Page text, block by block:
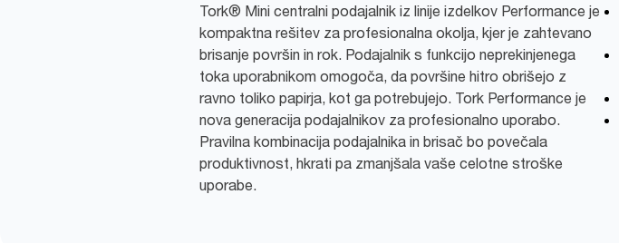
Tork® Mini centralni podajalnik iz linije izdelkov Performance je
kompaktna rešitev za profesionalna okolja, kjer je zahtevano
brisanje površin in rok. Podajalnik s funkcijo neprekinjenega
toka uporabnikom omogoča, da površine hitro obrišejo z
ravno toliko papirja, kot ga potrebujejo. Tork Performance je
nova generacija podajalnikov za profesionalno uporabo.
Pravilna kombinacija podajalnika in brisač bo povečala
produktivnost, hkrati pa zmanjšala vaše celotne stroške
uporabe.